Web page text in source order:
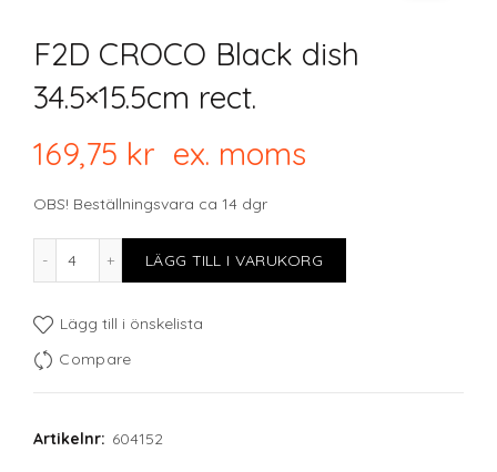
F2D CROCO Black dish
34.5×15.5cm rect.
169,75 kr ex. moms
OBS! Beställningsvara ca 14 dgr
F2D CROCO Black dish 34.5x15.5cm rect. mängd
LÄGG TILL I VARUKORG
Lägg till i önskelista
Compare
Artikelnr: 604152